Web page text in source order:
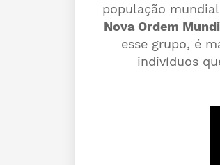
população
Nova Ordem
esse grupo, é
indivíduos